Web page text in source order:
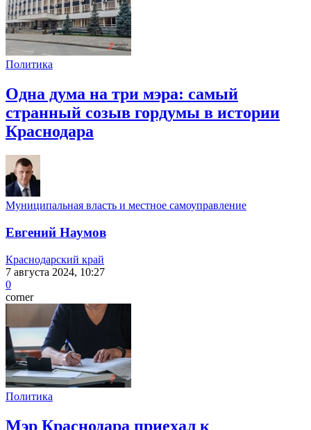
Политика
Одна дума на три мэра: самый
странный созыв гордумы в истории
Краснодара
Муниципальная власть и местное самоуправление
Евгений Наумов
Краснодарский край
7 августа 2024, 10:27
0
corner
Политика
Мэр Краснодара приехал к